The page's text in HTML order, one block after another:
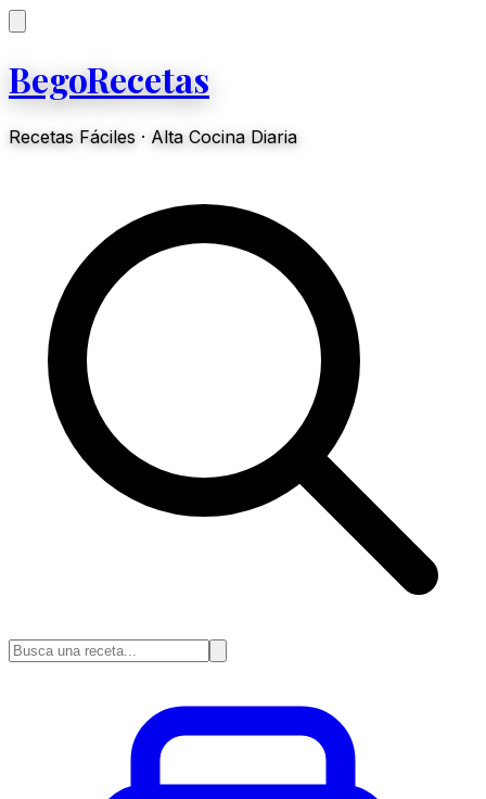
BegoRecetas
Recetas Fáciles · Alta Cocina Diaria